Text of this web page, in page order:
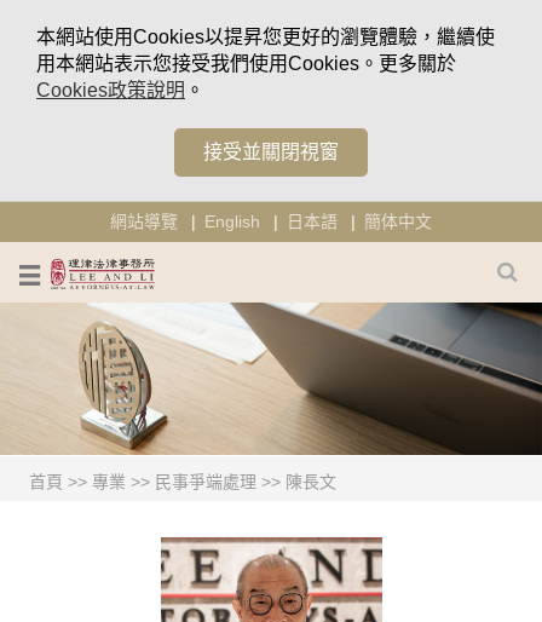
本網站使用Cookies以提昇您更好的瀏覽體驗，繼續使
用本網站表示您接受我們使用Cookies。更多關於
Cookies政策說明 。
接受並關閉視窗
網站導覽 English 日本語 簡体中文
首頁 >> 專業 >> 民事爭端處理 >> 陳長文